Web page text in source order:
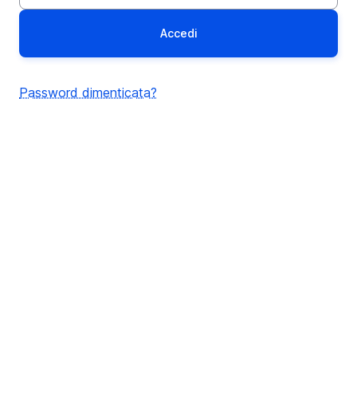
Password dimenticata?